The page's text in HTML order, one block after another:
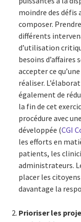
moindre des défis
composer.
différents
d’utilisation
besoins
accepter ce
réaliser.
également de
la fin de cet
procédure avec
développée (CGI
les efforts en
patients, les
administrateurs.
placer les
davantage la
Prioriser les